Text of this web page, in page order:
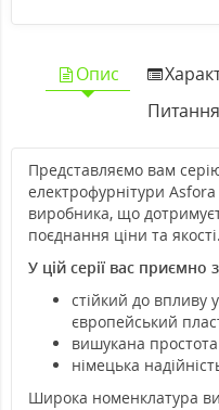
Опис
Питання
Представляємо вам
електрофурнітури
виробника, що
поєднання ціни та якості.
У цій серії вас приємно
стійкий до впливу
європейський
вишукана
німецька
Широка номенклатура